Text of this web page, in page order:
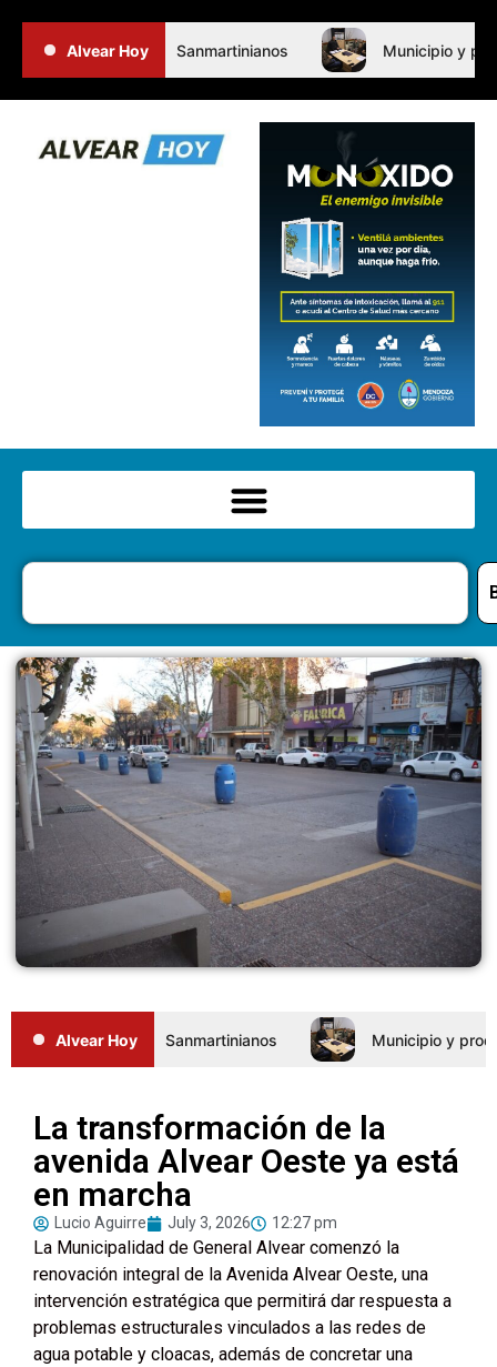
Alvear Hoy
Sanmartinianos Municipio y productores
Alvear Hoy
Sanmartinianos Municipio y productores
La transformación de la
avenida Alvear Oeste ya está
en marcha
Lucio Aguirre July 3, 2026 12:27 pm
La Municipalidad de General Alvear comenzó la
renovación integral de la Avenida Alvear Oeste, una
intervención estratégica que permitirá dar respuesta a
problemas estructurales vinculados a las redes de
agua potable y cloacas, además de concretar una